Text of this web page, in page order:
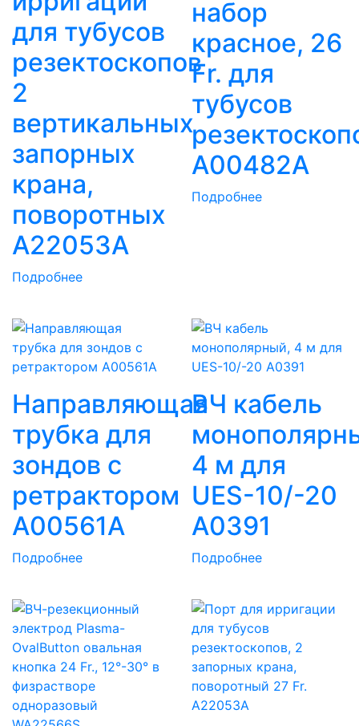
для тубусов
резектоскопов
2
вертикальных
запорных
крана,
поворотных
A22053A
Подробнее
набор
красное, 26
Fr. для
тубусов
A00482A
Подробнее
Направляющая
трубка для
зондов с
ретрактором
A00561A
Подробнее
ВЧ кабель
4 м для
UES-10/-20
A0391
Подробнее